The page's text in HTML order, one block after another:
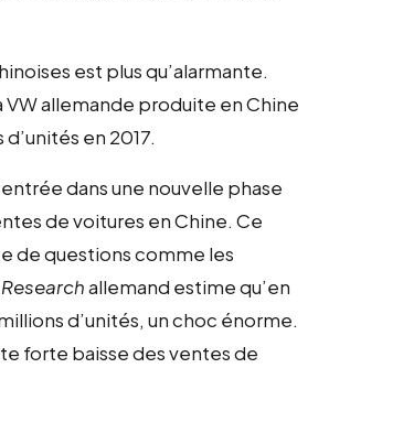
est plus qu’alarmante.
allemande produite en Chine
en 2017.
dans une nouvelle phase
de voitures en Chine. Ce
de questions comme les
allemand estime qu’en
d’unités, un choc énorme.
forte baisse des ventes de